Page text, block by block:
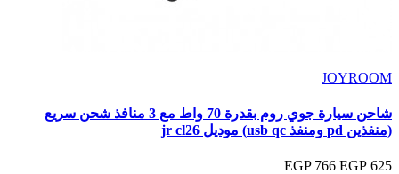
JOYROOM
شاحن سيارة جوي روم بقدرة 70 واط مع 3 منافذ شحن سريع
(منفذين pd ومنفذ usb qc) موديل jr cl26
625 EGP
766 EGP